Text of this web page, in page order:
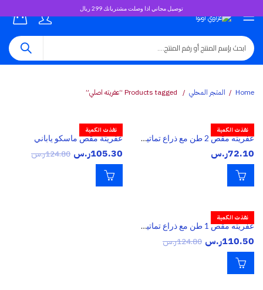
توصيل مجاني اذا وصلت مشترياتك 299 ريال
Home المتجر المحلي
نفذت الكمية
عفريته مقص 2 طن مع ذراع تماتيكي
72.10ر.س
نفذت الكمية
عفريتة مقص ماسكو ياباني
105.30ر.س 124.80ر.س
نفذت الكمية
عفريته مقص 1 طن مع ذراع تماتيكي
110.50ر.س 124.80ر.س